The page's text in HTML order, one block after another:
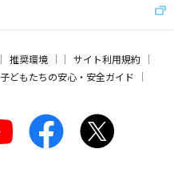
推奨環境
サイト利用規約
子どもたちの安心・安全ガイド